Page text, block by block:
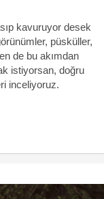
kavuruyor desek
püsküller,
de bu akımdan
istiyorsan, doğru
inceliyoruz.